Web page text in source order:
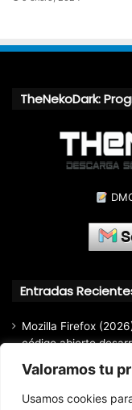
Valoramos tu
Usamos cookies
TheNekoDark:
Entradas
Mozilla Firefox
código abierto​
Total Audio